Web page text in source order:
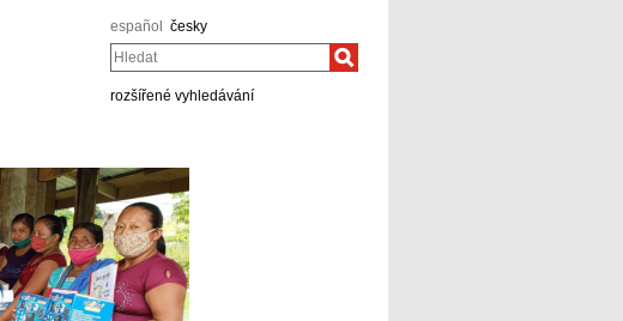
español česky
Hledat
rozšířené vyhledávání